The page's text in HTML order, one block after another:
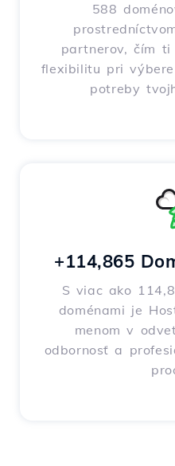
588
partnerov, čím
flexibilitu pri
potreby
+114,865
S viac ako
doménami je
menom v
odbornosť a